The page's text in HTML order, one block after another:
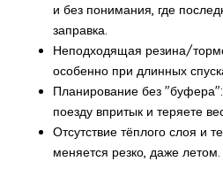
и без понимания, где
заправка.
Неподходящая резина/
особенно при длинных
Планирование без
поезду впритык и теряете
Отсутствие тёплого слоя и
меняется резко, даже летом.